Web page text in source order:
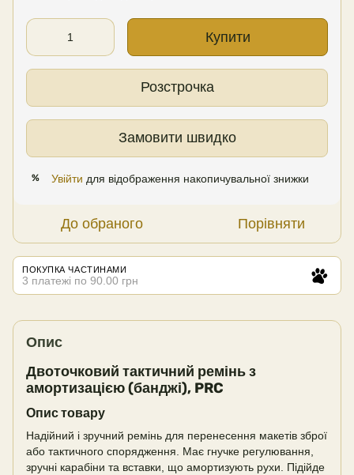
Купити
Розстрочка
Замовити швидко
% Увійти для відображення накопичувальної знижки
До обраного Порівняти
ПОКУПКА ЧАСТИНАМИ
3 платежі по 90.00 грн
Опис
Двоточковий тактичний ремінь з
амортизацією (банджі), PRC
Опис товару
Надійний і зручний ремінь для перенесення макетів зброї
або тактичного спорядження. Має гнучке регулювання,
зручні карабіни та вставки, що амортизують рухи. Підійде